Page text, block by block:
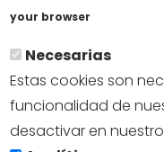
your browser
Necesarias
Estas cookies son
funcionalidad de
desactivar en
Perfil del contratante
Oficinas de Turismo